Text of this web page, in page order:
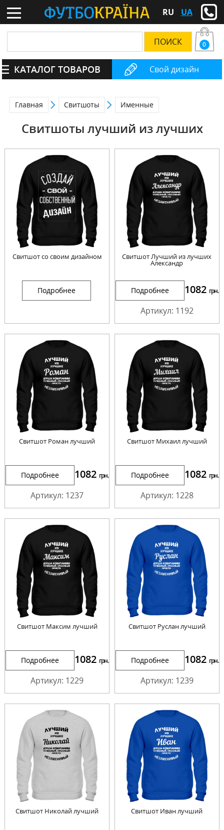
RU UA
Свой дизайн
0
КАТАЛОГ ТОВАРОВ
Главная Свитшоты Именные
Свитшоты лучший из лучших
Свитшот со своим дизайном
Подробнее
Свитшот Лучший из лучших
Александр
Подробнее 1082 грн.
Артикул: 1192
Свитшот Роман лучший
Подробнее 1082 грн.
Артикул: 1237
Свитшот Михаил лучший
Подробнее 1082 грн.
Артикул: 1228
Свитшот Максим лучший
Подробнее 1082 грн.
Артикул: 1229
Свитшот Руслан лучший
Подробнее 1082 грн.
Артикул: 1239
Свитшот Николай лучший Свитшот Иван лучший